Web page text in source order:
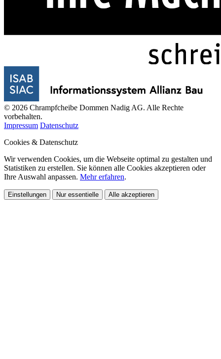
© 2026 Chrampfcheibe Dommen Nadig AG. Alle Rechte
vorbehalten.
Impressum Datenschutz
Cookies & Datenschutz
Wir verwenden Cookies, um die Webseite optimal zu gestalten und
Statistiken zu erstellen. Sie können alle Cookies akzeptieren oder
Ihre Auswahl anpassen. Mehr erfahren.
Einstellungen Nur essentielle Alle akzeptieren